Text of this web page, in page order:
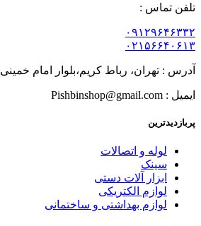
تلفن تماس :
۰۹۱۲۹۶۴۶۳۳۲
۰۲۱۵۶۶۴۰۶۱۳
آدرس : تهران، رباط کریم،بلوار امام خمینی
ایمیل : Pishbinshop@gmail.com
پربازدیدترین
لوله و اتصالات
سینک
ابزار آلات دستی
لوازم الکتریکی
لوازم بهداشتی و ساختمانی